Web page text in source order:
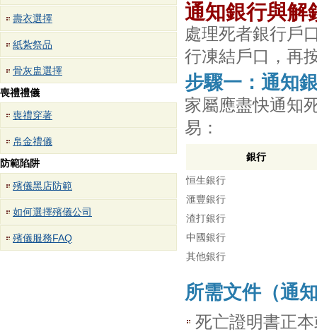
壽衣選擇
紙紮祭品
骨灰盅選擇
喪禮禮儀
喪禮穿著
帛金禮儀
防範陷阱
殯儀黑店防範
如何選擇殯儀公司
殯儀服務FAQ
通知銀行與解
處理死者銀行戶
行凍結戶口，再
步驟一：通知
家屬應盡快通知
易：
銀行
恒生銀行
滙豐銀行
渣打銀行
中國銀行
其他銀行
所需文件（通
死亡證明書正